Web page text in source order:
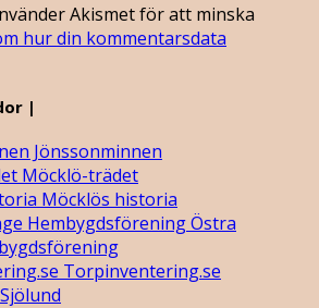
Akismet för att minska
hur din kommentarsdata
|
Jönssonminnen
Möcklö-trädet
Möcklös historia
Östra
Torpinventering.se